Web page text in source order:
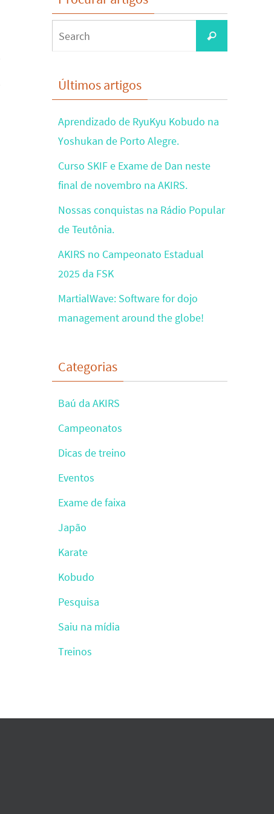
for:
Search
Últimos artigos
Aprendizado de RyuKyu Kobudo na
Yoshukan de Porto Alegre.
Curso SKIF e Exame de Dan neste
final de novembro na AKIRS.
Nossas conquistas na Rádio Popular
de Teutônia.
AKIRS no Campeonato Estadual
2025 da FSK
MartialWave: Software for dojo
management around the globe!
Categorias
Baú da AKIRS
Campeonatos
Dicas de treino
Eventos
Exame de faixa
Japão
Karate
Kobudo
Pesquisa
Saiu na mídia
Treinos